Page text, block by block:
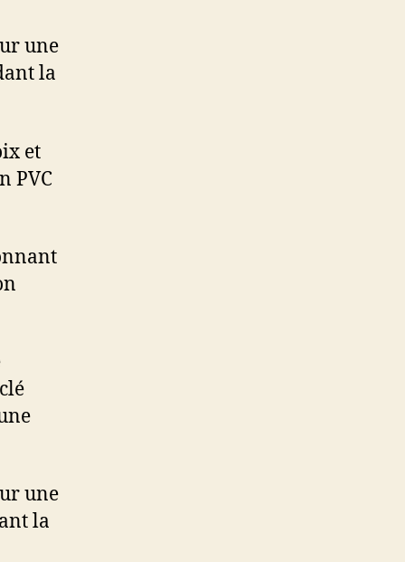
une
la
et
PVC
une
la